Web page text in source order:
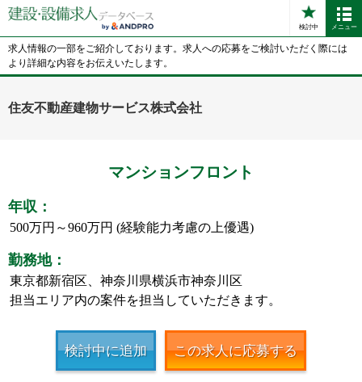
検討中 メニュー
求人情報の一部をご紹介しております。求人への応募をご検討いただく際には
より詳細な内容をお伝えいたします。
住友不動産建物サービス株式会社
マンションフロント
年収：
500万円～960万円 (経験能力考慮の上優遇)
勤務地：
東京都新宿区、神奈川県横浜市神奈川区
担当エリア内の案件を担当していただきます。
検討中に追加 この求人に応募する